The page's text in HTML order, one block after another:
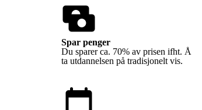
Spar penger
Du sparer ca. 70% av prisen ifht. Å
ta utdannelsen på tradisjonelt vis.